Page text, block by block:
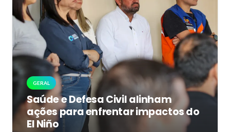
GERAL
Saúde e Defesa Civil alinham
ações para enfrentar impactos do
El Niño